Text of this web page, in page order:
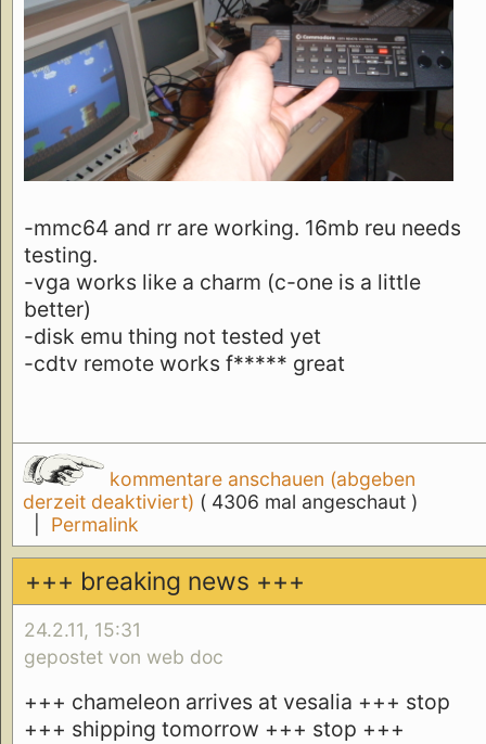
-mmc64 and rr are working. 16mb reu needs
testing.
-vga works like a charm (c-one is a little
better)
-disk emu thing not tested yet
-cdtv remote works f***** great
kommentare anschauen (abgeben
derzeit deaktiviert) ( 4306 mal angeschaut )
Permalink
+++ breaking news +++
24.2.11, 15:31
gepostet von web doc
+++ chameleon arrives at vesalia +++ stop
+++ shipping tomorrow +++ stop +++